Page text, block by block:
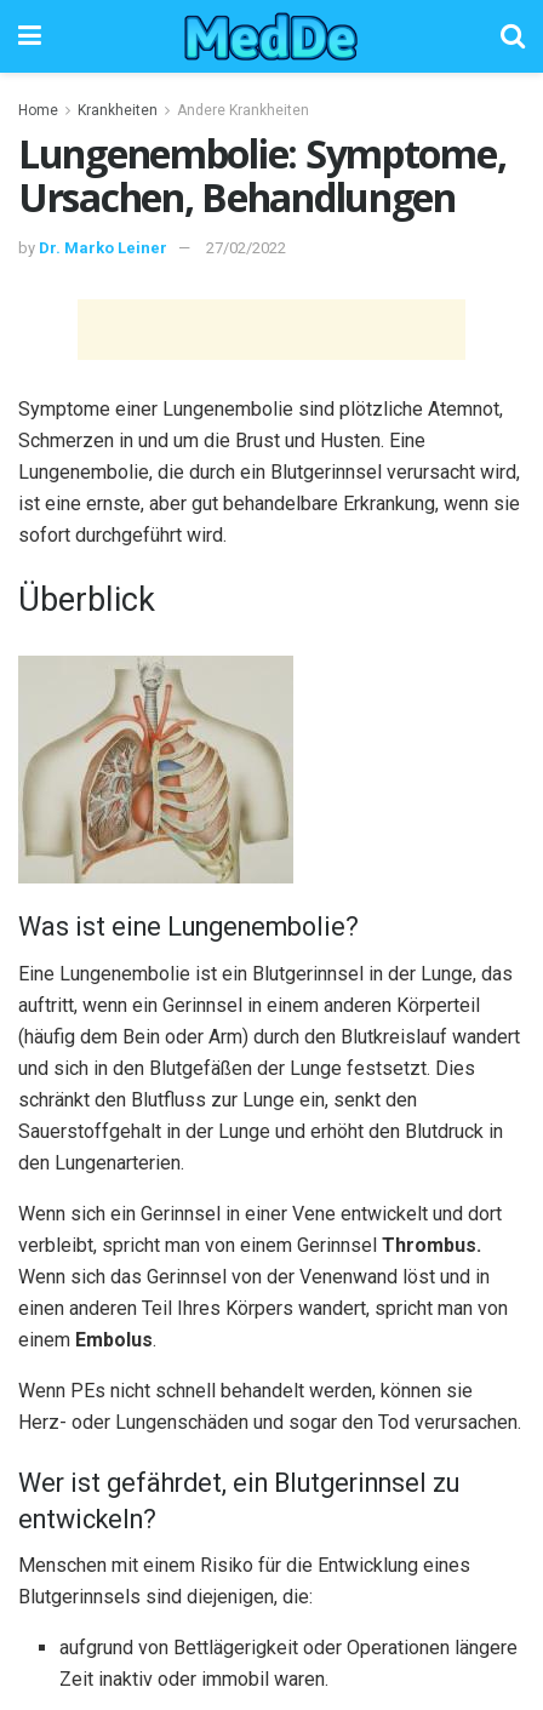
Home Krankheiten Andere Krankheiten
Lungenembolie: Symptome,
Ursachen, Behandlungen
by Dr. Marko Leiner 27/02/2022
Symptome einer Lungenembolie sind plötzliche Atemnot,
Schmerzen in und um die Brust und Husten. Eine
Lungenembolie, die durch ein Blutgerinnsel verursacht wird,
ist eine ernste, aber gut behandelbare Erkrankung, wenn sie
sofort durchgeführt wird.
Überblick
Was ist eine Lungenembolie?
Eine Lungenembolie ist ein Blutgerinnsel in der Lunge, das
auftritt, wenn ein Gerinnsel in einem anderen Körperteil
(häufig dem Bein oder Arm) durch den Blutkreislauf wandert
und sich in den Blutgefäßen der Lunge festsetzt. Dies
schränkt den Blutfluss zur Lunge ein, senkt den
Sauerstoffgehalt in der Lunge und erhöht den Blutdruck in
den Lungenarterien.
Wenn sich ein Gerinnsel in einer Vene entwickelt und dort
verbleibt, spricht man von einem Gerinnsel Thrombus.
Wenn sich das Gerinnsel von der Venenwand löst und in
einen anderen Teil Ihres Körpers wandert, spricht man von
einem Embolus.
Wenn PEs nicht schnell behandelt werden, können sie
Herz- oder Lungenschäden und sogar den Tod verursachen.
Wer ist gefährdet, ein Blutgerinnsel zu
entwickeln?
Menschen mit einem Risiko für die Entwicklung eines
Blutgerinnsels sind diejenigen, die:
aufgrund von Bettlägerigkeit oder Operationen längere
Zeit inaktiv oder immobil waren.